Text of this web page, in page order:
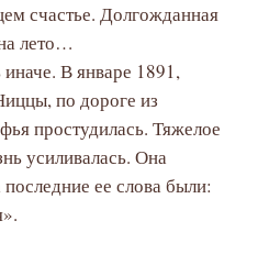
счастье. Долгожданная
лето…
В январе 1891,
по дороге из
простудилась. Тяжелое
усиливалась. Она
ее слова были: